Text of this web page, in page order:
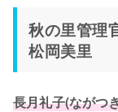
秋の里管理
松岡美里
長月礼子(ながつ